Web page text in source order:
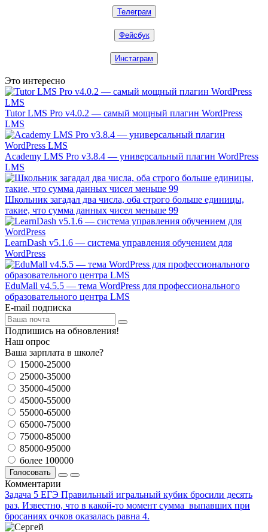
Телеграм
Фейсбук
Инстаграм
Это интересно
Tutor LMS Pro v4.0.2 — самый мощный плагин WordPress
LMS
Academy LMS Pro v3.8.4 — универсальный плагин WordPress
LMS
Школьник загадал два числа, оба строго больше единицы,
такие, что сумма данных чисел меньше 99
LearnDash v5.1.6 — система управления обучением для
WordPress
EduMall v4.5.5 — тема WordPress для профессионального
образовательного центра LMS
E-mail подписка
Подпишись на обновления!
Наш опрос
Ваша зарплата в школе?
15000-25000
25000-35000
35000-45000
45000-55000
55000-65000
65000-75000
75000-85000
85000-95000
более 100000
Голосовать
Комментарии
Задача 5 ЕГЭ Правильный игральный кубик бросили десять
раз. Известно, что в какой-то момент сумма выпавших при
бросаниях очков оказалась равна 4.